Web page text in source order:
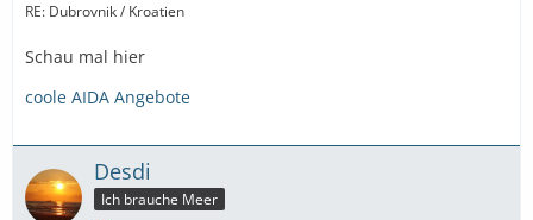
RE: Dubrovnik / Kroatien
Schau mal hier
coole AIDA Angebote
Desdi
Ich brauche Meer